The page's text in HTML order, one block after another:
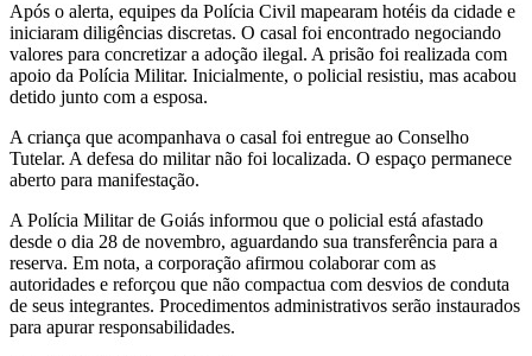
Após o alerta, equipes da Polícia Civil mapearam hotéis da cidade e
iniciaram diligências discretas. O casal foi encontrado negociando
valores para concretizar a adoção ilegal. A prisão foi realizada com
apoio da Polícia Militar. Inicialmente, o policial resistiu, mas acabou
detido junto com a esposa.
A criança que acompanhava o casal foi entregue ao Conselho
Tutelar. A defesa do militar não foi localizada. O espaço permanece
aberto para manifestação.
A Polícia Militar de Goiás informou que o policial está afastado
desde o dia 28 de novembro, aguardando sua transferência para a
reserva. Em nota, a corporação afirmou colaborar com as
autoridades e reforçou que não compactua com desvios de conduta
de seus integrantes. Procedimentos administrativos serão instaurados
para apurar responsabilidades.